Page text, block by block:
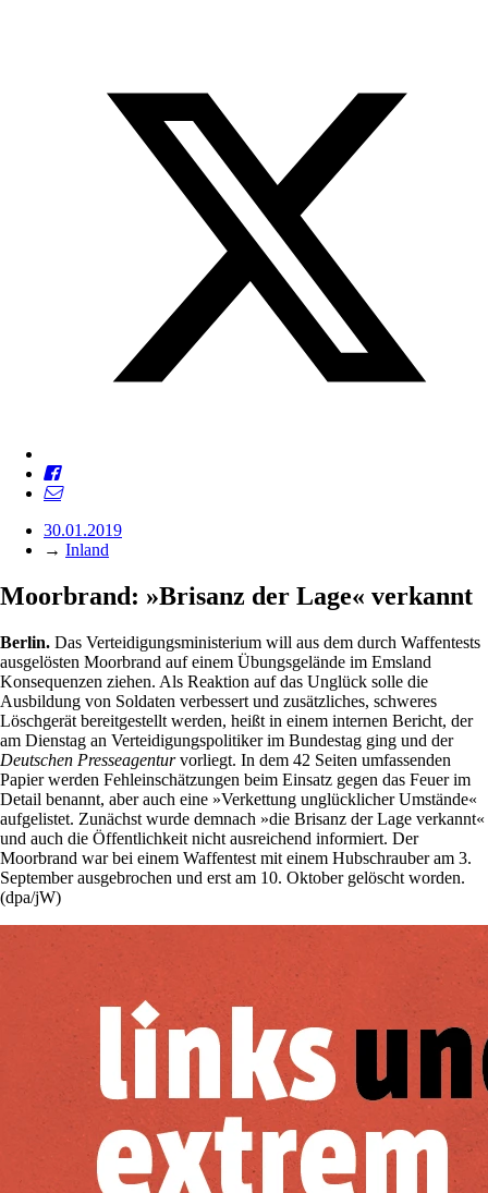
30.01.2019
→ Inland
Moorbrand: »Brisanz der Lage« verkannt
Berlin. Das Verteidigungsministerium will aus dem durch Waffentests
ausgelösten Moorbrand auf einem Übungsgelände im Emsland
Konsequenzen ziehen. Als Reaktion auf das Unglück solle die
Ausbildung von Soldaten verbessert und zusätzliches, schweres
Löschgerät bereitgestellt werden, heißt in einem internen Bericht, der
am Dienstag an Verteidigungspolitiker im Bundestag ging und der
Deutschen Presseagenturvorliegt. In dem 42 Seiten umfassenden
Papier werden Fehleinschätzungen beim Einsatz gegen das Feuer im
Detail benannt, aber auch eine »Verkettung unglücklicher Umstände«
aufgelistet. Zunächst wurde demnach »die Brisanz der Lage verkannt«
und auch die Öffentlichkeit nicht ausreichend informiert. Der
Moorbrand war bei einem Waffentest mit einem Hubschrauber am 3.
September ausgebrochen und erst am 10. Oktober gelöscht worden.
(dpa/jW)